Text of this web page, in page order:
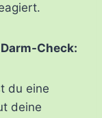
Check:
du eine
deine